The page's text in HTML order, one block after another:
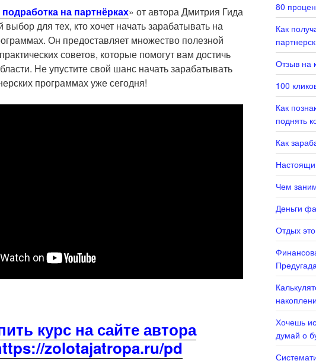
на партнёрках» от автора Дмитрия Гида
для тех, кто хочет начать зарабатывать на
Он предоставляет множество полезной
советов, которые помогут вам достичь
Не упустите свой шанс начать зарабатывать
программах уже сегодня!
курс на сайте автора
zolotajatropa.ru/pd
80
Как
Отзыв на
100
Как
поднять
Как
Чем
Деньги
Отдых
Хочешь
думай о